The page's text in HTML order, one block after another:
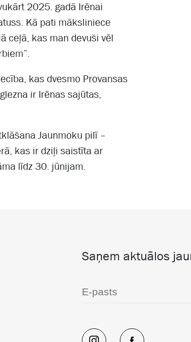
2025. gadā Irēnai
Kā pati māksliniece
ceļā, kas man devuši vēl
kas dvesmo Provansas
ir Irēnas sajūtas,
Jaunmoku pilī –
kas ir dziļi saistīta ar
līdz 30. jūnijam.
Saņem aktuālos